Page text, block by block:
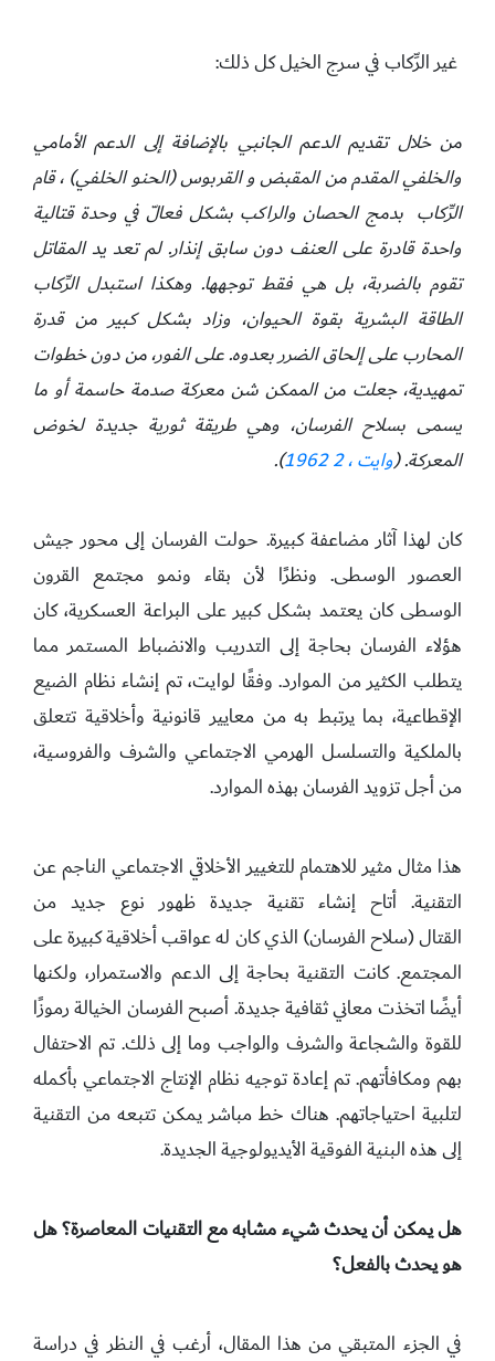
غير الرِّكاب في سرج الخيل كل ذلك:
من خلال تقديم الدعم الجانبي بالإضافة إلى الدعم الأمامي
والخلفي المقدم من المقبض و القربوس (الحنو الخلفي) ، قام
الرِّكاب بدمج الحصان والراكب بشكل فعالّ في وحدة قتالية
واحدة قادرة على العنف دون سابق إنذار. لم تعد يد المقاتل
تقوم بالضربة، بل هي فقط توجهها. وهكذا استبدل الرِّكاب
الطاقة البشرية بقوة الحيوان، وزاد بشكل كبير من قدرة
المحارب على إلحاق الضرر بعدوه. على الفور، من دون خطوات
تمهيدية، جعلت من الممكن شن معركة صدمة حاسمة أو ما
يسمى بسلاح الفرسان، وهي طريقة ثورية جديدة لخوض
المعركة. (وايت ، 1962 2 ).
كان لهذا آثار مضاعفة كبيرة. حولت الفرسان إلى محور جيش
العصور الوسطى. ونظرًا لأن بقاء ونمو مجتمع القرون
الوسطى كان يعتمد بشكل كبير على البراعة العسكرية، كان
هؤلاء الفرسان بحاجة إلى التدريب والانضباط المستمر مما
يتطلب الكثير من الموارد. وفقًا لوايت، تم إنشاء نظام الضيع
الإقطاعية، بما يرتبط به من معايير قانونية وأخلاقية تتعلق
بالملكية والتسلسل الهرمي الاجتماعي والشرف والفروسية،
من أجل تزويد الفرسان بهذه الموارد.
هذا مثال مثير للاهتمام للتغيير الأخلاقي الاجتماعي الناجم عن
التقنية. أتاح إنشاء تقنية جديدة ظهور نوع جديد من
القتال (سلاح الفرسان) الذي كان له عواقب أخلاقية كبيرة على
المجتمع. كانت التقنية بحاجة إلى الدعم والاستمرار، ولكنها
أيضًا اتخذت معاني ثقافية جديدة. أصبح الفرسان الخيالة رموزًا
للقوة والشجاعة والشرف والواجب وما إلى ذلك. تم الاحتفال
بهم ومكافأتهم. تم إعادة توجيه نظام الإنتاج الاجتماعي بأكمله
لتلبية احتياجاتهم. هناك خط مباشر يمكن تتبعه من التقنية
إلى هذه البنية الفوقية الأيديولوجية الجديدة.
هل يمكن أن يحدث شيء مشابه مع التقنيات المعاصرة؟ هل
هو يحدث بالفعل؟
في الجزء المتبقي من هذا المقال، أرغب في النظر في دراسة